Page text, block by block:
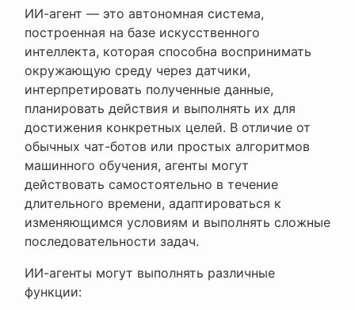
ИИ-агент — это автономная система,
построенная на базе искусственного
интеллекта, которая способна воспринимать
окружающую среду через датчики,
интерпретировать полученные данные,
планировать действия и выполнять их для
достижения конкретных целей. В отличие от
обычных чат-ботов или простых алгоритмов
машинного обучения, агенты могут
действовать самостоятельно в течение
длительного времени, адаптироваться к
изменяющимся условиям и выполнять сложные
последовательности задач.
ИИ-агенты могут выполнять различные
функции: